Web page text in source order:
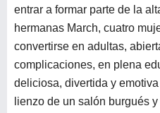
entrar a formar parte de la
hermanas March, cuatro
convertirse en adultas,
complicaciones, en plena
deliciosa, divertida y
lienzo de un salón burgués